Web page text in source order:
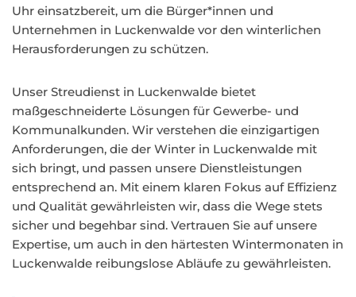
Uhr einsatzbereit, um die Bürger*innen und
Unternehmen in Luckenwalde vor den winterlichen
Herausforderungen zu schützen.
Unser Streudienst in Luckenwalde bietet
maßgeschneiderte Lösungen für Gewerbe- und
Kommunalkunden. Wir verstehen die einzigartigen
Anforderungen, die der Winter in Luckenwalde mit
sich bringt, und passen unsere Dienstleistungen
entsprechend an. Mit einem klaren Fokus auf Effizienz
und Qualität gewährleisten wir, dass die Wege stets
sicher und begehbar sind. Vertrauen Sie auf unsere
Expertise, um auch in den härtesten Wintermonaten in
Luckenwalde reibungslose Abläufe zu gewährleisten.